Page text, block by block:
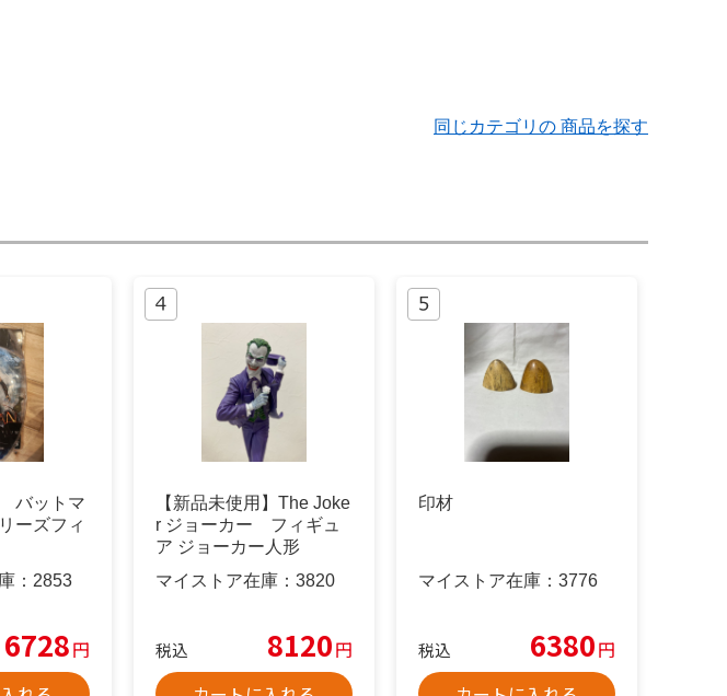
同じカテゴリの 商品を探す
バットマ
ーズフィ
： 2853
6728円
【新品未使用】The Joke
r ジョーカー フィギュ
ア ジョーカー人形
マイストア在庫： 3820
税込 8120円
印材
マイストア在庫： 3776
税込 6380円